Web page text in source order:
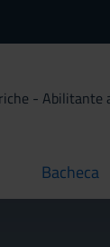
- Abilitante
Bacheca
current